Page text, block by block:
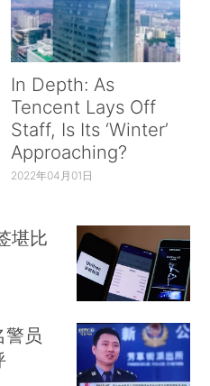
In Depth: As
Tencent Lays Off
Staff, Is Its ‘Winter’
Approaching?
2022年04月01日
堪比
警员